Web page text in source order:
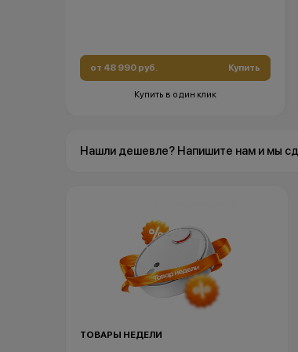
от 48 990 руб. Купить
Купить в один клик
Нашли дешевле? Напишите нам и мы
ТОВАРЫ НЕДЕЛИ